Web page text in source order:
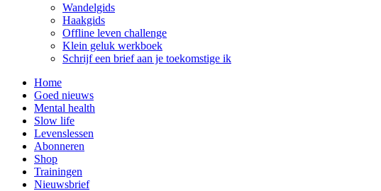
Wandelgids
Haakgids
Offline leven challenge
Klein geluk werkboek
Schrijf een brief aan je toekomstige ik
Home
Goed nieuws
Mental health
Slow life
Levenslessen
Abonneren
Shop
Trainingen
Nieuwsbrief